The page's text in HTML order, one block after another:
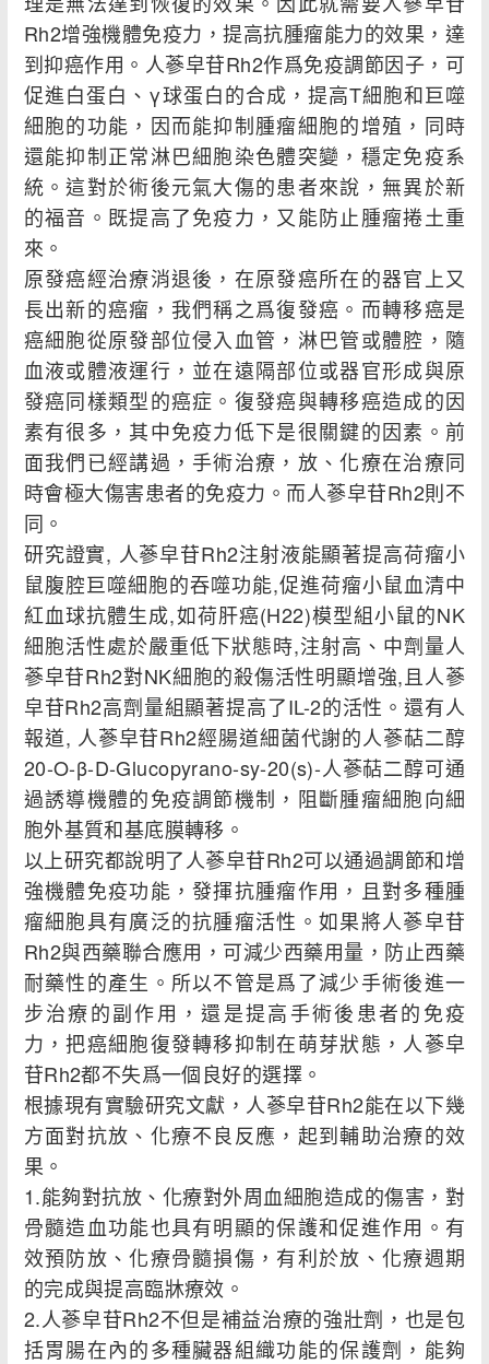
Rh2增強機體免疫力，提高抗腫瘤能力的效果，達
到抑癌作用。人蔘皁苷Rh2作爲免疫調節因子，可
促進白蛋白、γ球蛋白的合成，提高T細胞和巨噬
細胞的功能，因而能抑制腫瘤細胞的增殖，同時
還能抑制正常淋巴細胞染色體突變，穩定免疫系
統。這對於術後元氣大傷的患者來說，無異於新
的福音。既提高了免疫力，又能防止腫瘤捲土重
來。
原發癌經治療消退後，在原發癌所在的器官上又
長出新的癌瘤，我們稱之爲復發癌。而轉移癌是
癌細胞從原發部位侵入血管，淋巴管或體腔，隨
血液或體液運行，並在遠隔部位或器官形成與原
發癌同樣類型的癌症。復發癌與轉移癌造成的因
素有很多，其中免疫力低下是很關鍵的因素。前
面我們已經講過，手術治療，放、化療在治療同
時會極大傷害患者的免疫力。而人蔘皁苷Rh2則不
同。
研究證實, 人蔘皁苷Rh2注射液能顯著提高荷瘤小
鼠腹腔巨噬細胞的吞噬功能,促進荷瘤小鼠血清中
紅血球抗體生成,如荷肝癌(H22)模型組小鼠的NK
細胞活性處於嚴重低下狀態時,注射高、中劑量人
蔘皁苷Rh2對NK細胞的殺傷活性明顯增強,且人蔘
皁苷Rh2高劑量組顯著提高了IL-2的活性。還有人
報道, 人蔘皁苷Rh2經腸道細菌代謝的人蔘萜二醇
20-O-β-D-Glucopyrano-sy-20(s)-人蔘萜二醇可通
過誘導機體的免疫調節機制，阻斷腫瘤細胞向細
胞外基質和基底膜轉移。
以上研究都說明了人蔘皁苷Rh2可以通過調節和增
強機體免疫功能，發揮抗腫瘤作用，且對多種腫
瘤細胞具有廣泛的抗腫瘤活性。如果將人蔘皁苷
Rh2與西藥聯合應用，可減少西藥用量，防止西藥
耐藥性的產生。所以不管是爲了減少手術後進一
步治療的副作用，還是提高手術後患者的免疫
力，把癌細胞復發轉移抑制在萌芽狀態，人蔘皁
苷Rh2都不失爲一個良好的選擇。
根據現有實驗研究文獻，人蔘皁苷Rh2能在以下幾
方面對抗放、化療不良反應，起到輔助治療的效
果。
1.能夠對抗放、化療對外周血細胞造成的傷害，對
骨髓造血功能也具有明顯的保護和促進作用。有
效預防放、化療骨髓損傷，有利於放、化療週期
的完成與提高臨牀療效。
2.人蔘皁苷Rh2不但是補益治療的強壯劑，也是包
括胃腸在內的多種臟器組織功能的保護劑，能夠